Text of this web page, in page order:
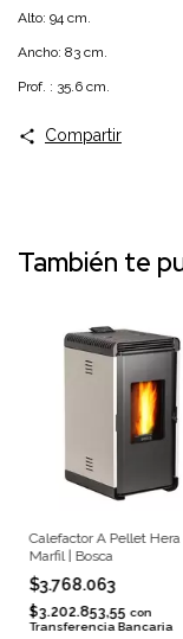
Alto: 94 cm.
Ancho: 83 cm.
Prof. : 35.6 cm.
Compartir
También te
Calefactor A Pellet Hera
Marfil | Bosca
$3.768.063
$3.202.853,55 con
Transferencia Bancaria